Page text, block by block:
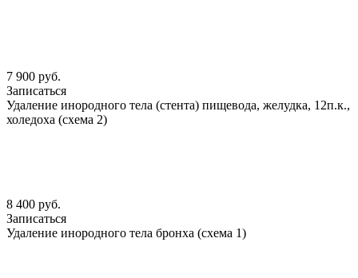
7 900 руб.
Записаться
Удаление инородного тела (стента) пищевода, желудка, 12п.к.,
холедоха (схема 2)
8 400 руб.
Записаться
Удаление инородного тела бронха (схема 1)